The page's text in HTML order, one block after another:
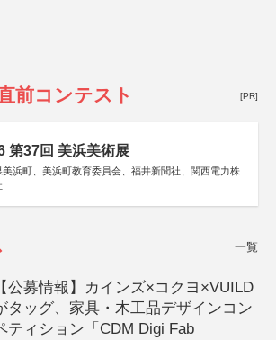
前コンテスト [PR]
第37回 美浜美術展
美浜町、美浜町教育委員会、福井新聞社、関西電力株
一覧
【公募情報】カインズ×コクヨ×VUILD
タッグ、家具・木工品デザインコン
ティション「CDM Digi Fab